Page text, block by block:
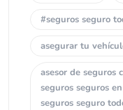
#seguros seguro
asegurar tu
asesor de seguros
seguros seguros
seguros seguro